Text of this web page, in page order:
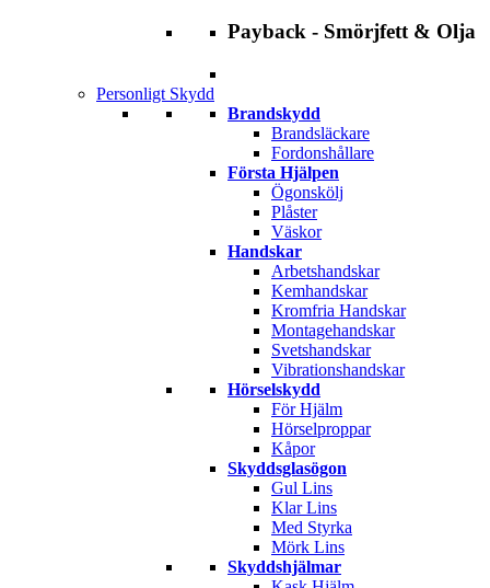
Payback - Smörjfett & Olja
Personligt Skydd
Brandskydd
Brandsläckare
Fordonshållare
Första Hjälpen
Ögonskölj
Plåster
Väskor
Handskar
Arbetshandskar
Kemhandskar
Kromfria Handskar
Montagehandskar
Svetshandskar
Vibrationshandskar
Hörselskydd
För Hjälm
Hörselproppar
Kåpor
Skyddsglasögon
Gul Lins
Klar Lins
Med Styrka
Mörk Lins
Skyddshjälmar